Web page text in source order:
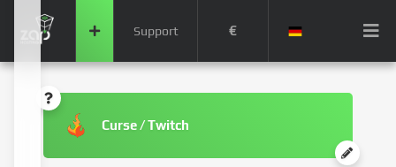
Support €
Curse / Twitch